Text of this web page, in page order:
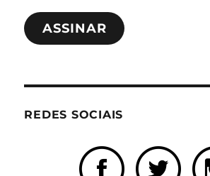
e-
mailASSINAR
REDES SOCIAIS